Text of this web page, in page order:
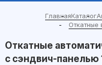
ГлавнаяКаталог
Откатные
Откатные
с сэндвич-панелью